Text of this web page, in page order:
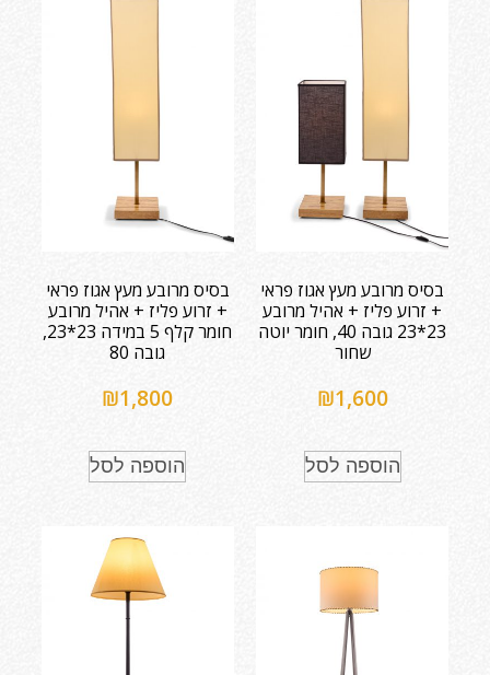
בסיס מרובע מעץ אגוז פראי
+ זרוע פליז + אהיל מרובע
23*23 גובה 40, חומר יוטה
שחור
₪1,600
הוספה לסל
בסיס מרובע מעץ אגוז פראי
+ זרוע פליז + אהיל מרובע
חומר קלף 5 במידה 23*23,
גובה 80
₪1,800
הוספה לסל